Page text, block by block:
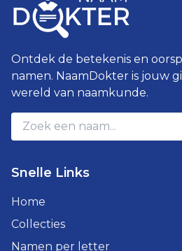
Ontdek de betekenis en
namen. NaamDokter is jouw
wereld van naamkunde.
Snelle Links
Home
Collecties
Namen per letter